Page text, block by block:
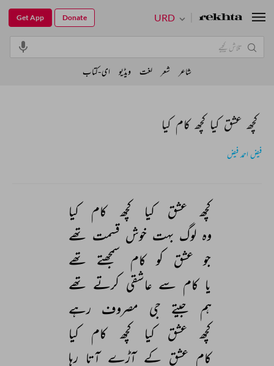
کچھ عشق کیا کچھ کام کیا
فیض احمد فیض
کچھ عشق کیا کچھ کام
کیا
وہ لوگ بہت خوش قسمت تھے
جو عشق کو کام سمجھتے تھے
یا کام سے عاشقی کرتے تھے
ہم
جیتے جی مصروف رہے
کچھ
عشق کیا کچھ کام
کیا
کام عشق کے آڑے آتا رہا
URD
Get App Donate
شاعر شعر لغت ویڈیو ای-کتاب